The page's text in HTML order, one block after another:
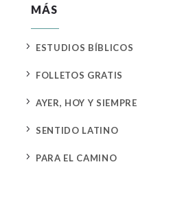
MÁS
5 ESTUDIOS BÍBLICOS
5 FOLLETOS GRATIS
5 AYER, HOY Y SIEMPRE
5 SENTIDO LATINO
5 PARA EL CAMINO